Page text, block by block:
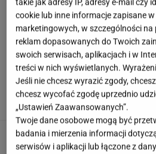
pożegnała się z
zaskoczeniu
MARCIN WOLNIAK
Nowe informacje o
To Polak
takie jak adresy IP, adresy e-mail czy
cookie lub inne informacje zapisane
marketingowych, w szczególności
reklam dopasowanych do Twoich
swoich serwisach, aplikacjach i w
treści w nich wyświetlanych.
Jeśli nie chcesz wyrazić zgody,
chcesz wycofać zgodę uprzednio
„Ustawień Zaawansowanych”.
Twoje dane osobowe mogą być
badania i mierzenia informacji
serwisów i aplikacji lub łączone z